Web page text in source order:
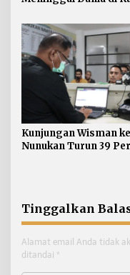
Kunjungan Wisman ke
Nunukan Turun 39
Tinggalkan
Alamat email Anda tidak
ditandai *